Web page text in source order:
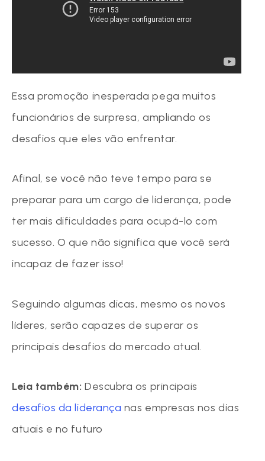
Essa promoção inesperada pega muitos
funcionários de surpresa, ampliando os
desafios que eles vão enfrentar.
Afinal, se você não teve tempo para se
preparar para um cargo de liderança, pode
ter mais dificuldades para ocupá-lo com
sucesso. O que não significa que você será
incapaz de fazer isso!
Seguindo algumas dicas, mesmo os novos
líderes, serão capazes de superar os
principais desafios do mercado atual.
Leia também:Descubra os principais
desafios da liderança nas empresas nos dias
atuais e no futuro